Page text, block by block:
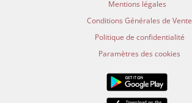
Mentions légales
Conditions Générales de Vente
Politique de confidentialité
Paramètres des cookies